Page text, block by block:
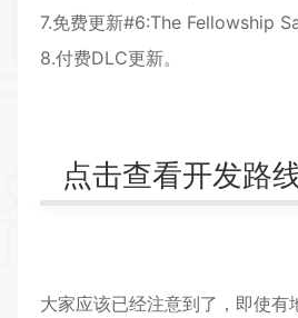
7.免费更新#6:The Fellowship
8.付费DLC更新。
点击查看开发路
大家应该已经注意到了，即使有